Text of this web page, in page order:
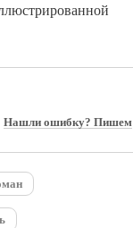
Нашли ошибку? Пишем